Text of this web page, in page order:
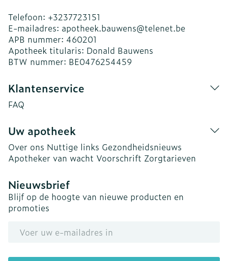
Telefoon: +3237723151
E-mailadres: apotheek.bauwens@telenet.be
APB nummer: 460201
Apotheek titularis: Donald Bauwens
BTW nummer: BE0476254459
Klantenservice
FAQ
Uw apotheek
Over ons Nuttige links Gezondheidsnieuws
Apotheker van wacht Voorschrift Zorgtarieven
Nieuwsbrief
Blijf op de hoogte van nieuwe producten en
promoties